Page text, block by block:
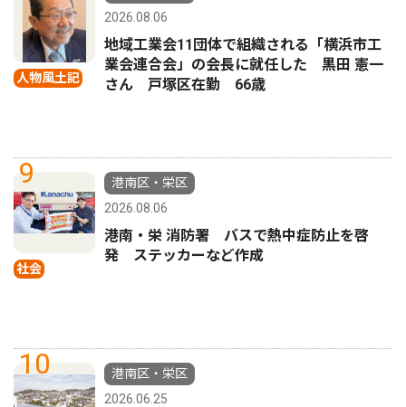
人物風土記
2026.08.06
地域工業会11団体で組織される「横浜市工
業会連合会」の会長に就任した 黒田 憲一
さん 戸塚区在勤 66歳
9
社会
港南区・栄区
2026.08.06
港南・栄 消防署 バスで熱中症防止を啓
発 ステッカーなど作成
10
港南区・栄区
2026.06.25